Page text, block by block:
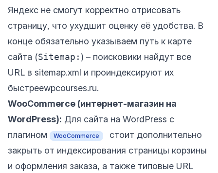
Яндекс не смогут корректно отрисовать
страницу, что ухудшит оценку её удобства. В
конце обязательно указываем путь к карте
сайта (Sitemap: ) – поисковики найдут все
URL в sitemap.xml и проиндексируют их
быстрееwpcourses.ru.
WooCommerce (интернет-магазин на
WordPress): Для сайта на WordPress с
плагином
WooCommerce
стоит дополнительно
закрыть от индексирования страницы корзины
и оформления заказа, а также типовые URL